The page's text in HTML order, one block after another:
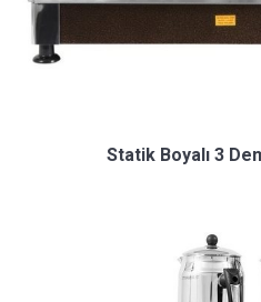
Statik Boyalı 3